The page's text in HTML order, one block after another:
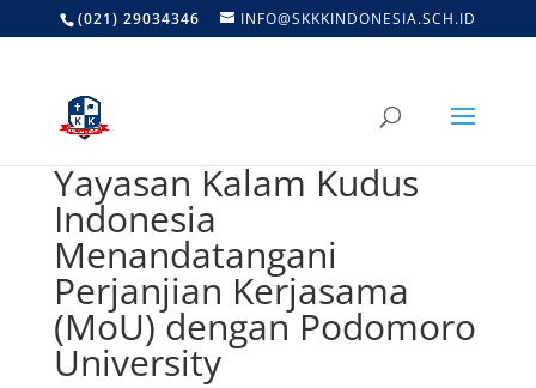
(021) 29034346 INFO@SKKKINDONESIA.SCH.ID
Yayasan Kalam Kudus
Indonesia
Menandatangani
Perjanjian Kerjasama
(MoU) dengan Podomoro
University